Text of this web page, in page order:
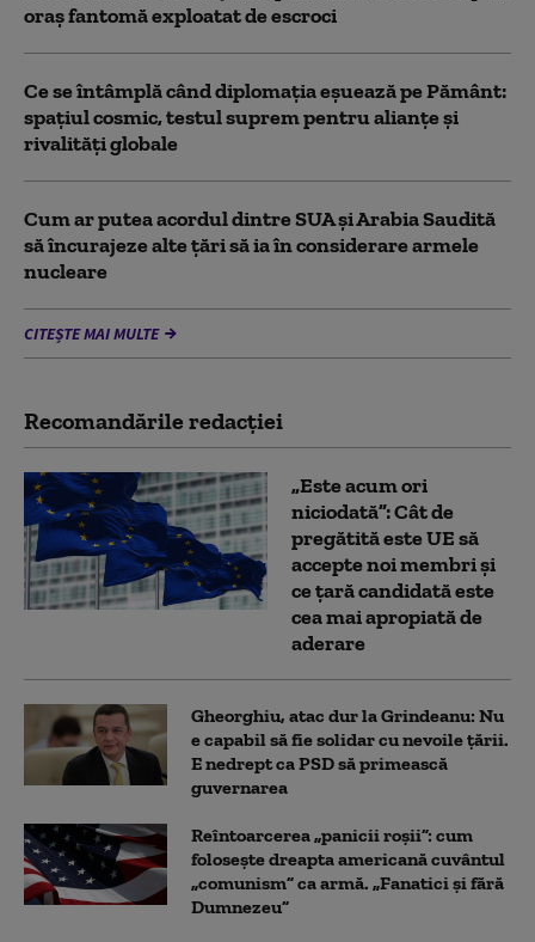
oraș fantomă exploatat de escroci
Ce se întâmplă când diplomația eșuează pe Pământ:
spațiul cosmic, testul suprem pentru alianțe și
rivalități globale
Cum ar putea acordul dintre SUA și Arabia Saudită
să încurajeze alte țări să ia în considerare armele
nucleare
CITEȘTE MAI MULTE
Recomandările redacţiei
„Este acum ori
niciodată”: Cât de
pregătită este UE să
accepte noi membri și
ce țară candidată este
cea mai apropiată de
aderare
Gheorghiu, atac dur la Grindeanu: Nu
e capabil să fie solidar cu nevoile țării.
E nedrept ca PSD să primească
guvernarea
Reîntoarcerea „panicii roșii”: cum
folosește dreapta americană cuvântul
„comunism” ca armă. „Fanatici și fără
Dumnezeu”